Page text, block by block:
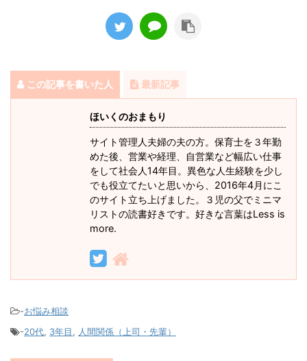
この記事を書いた人 最新記事
ほいくのおまもり
サイト管理人夫婦の夫の方。保育士を３年勤
めた後、営業や経理、自営業など幅広い仕事
をして社会人14年目。異色な人生経験を少し
でも役立てたいと思いから、2016年4月にこ
のサイト立ち上げました。３児の父でミニマ
リストの読書好きです。好きな言葉はLess is
more.
-お悩み相談
-20代, 3年目, 人間関係（上司・先輩）